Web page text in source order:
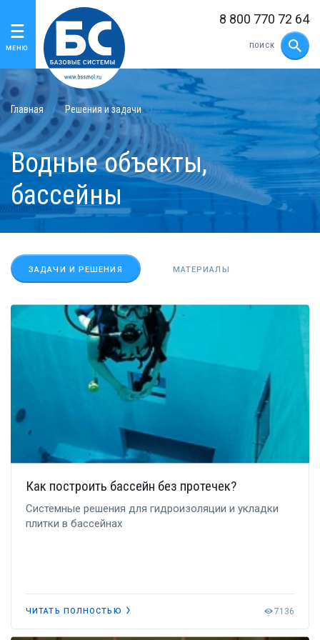
8 800 770 72 64
Главная Решения и задачи
Водные объекты,
бассейны
ЗАДАЧИ И РЕШЕНИЯ МАТЕРИАЛЫ
Как построить бассейн без протечек?
Системные решения для гидроизоляции и укладки
плитки в бассейнах
ЧИТАТЬ ПОЛНОСТЬЮ 7136